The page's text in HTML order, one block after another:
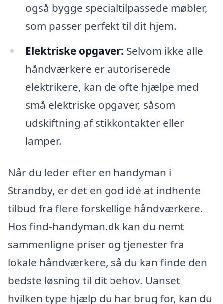
også bygge specialtilpassede møbler,
som passer perfekt til dit hjem.
Elektriske opgaver: Selvom ikke alle
håndværkere er autoriserede
elektrikere, kan de ofte hjælpe med
små elektriske opgaver, såsom
udskiftning af stikkontakter eller
lamper.
Når du leder efter en handyman i
Strandby, er det en god idé at indhente
tilbud fra flere forskellige håndværkere.
Hos find-handyman.dk kan du nemt
sammenligne priser og tjenester fra
lokale håndværkere, så du kan finde den
bedste løsning til dit behov. Uanset
hvilken type hjælp du har brug for, kan du